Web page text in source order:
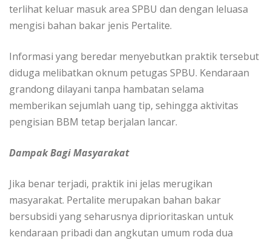
terlihat keluar masuk area SPBU dan dengan leluasa
mengisi bahan bakar jenis Pertalite.
Informasi yang beredar menyebutkan praktik tersebut
diduga melibatkan oknum petugas SPBU. Kendaraan
grandong dilayani tanpa hambatan selama
memberikan sejumlah uang tip, sehingga aktivitas
pengisian BBM tetap berjalan lancar.
Dampak Bagi Masyarakat
Jika benar terjadi, praktik ini jelas merugikan
masyarakat. Pertalite merupakan bahan bakar
bersubsidi yang seharusnya diprioritaskan untuk
kendaraan pribadi dan angkutan umum roda dua